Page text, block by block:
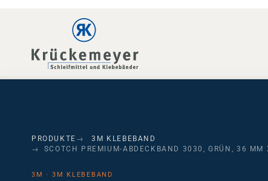
SCOTCH PREMIUM-ABDECKBAND 3030, GRÜN, 36 MM